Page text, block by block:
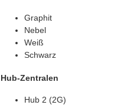
Graphit
Nebel
Weiß
Schwarz
Hub-Zentralen
Hub 2 (2G)